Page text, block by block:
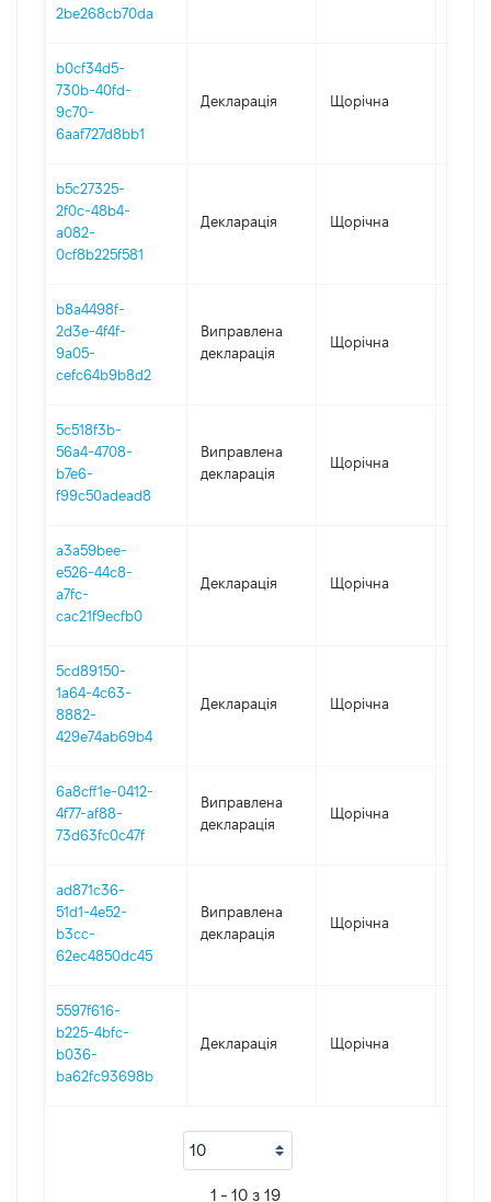
2be268cb70da
b0cf34d5-
730b-40fd-
9c70-
6aaf727d8bb1
Декларація Щорічна
b5c27325-
2f0c-48b4-
a082-
0cf8b225f581
Декларація Щорічна
b8a4498f-
2d3e-4f4f-
9a05-
cefc64b9b8d2
Виправлена
декларація
Щорічна
5c518f3b-
56a4-4708-
b7e6-
f99c50adead8
Виправлена
декларація
Щорічна
a3a59bee-
e526-44c8-
a7fc-
cac21f9ecfb0
Декларація Щорічна
5cd89150-
1a64-4c63-
8882-
429e74ab69b4
Декларація Щорічна
6a8cff1e-0412-
4f77-af88-
73d63fc0c47f
Виправлена
декларація
Щорічна
ad871c36-
51d1-4e52-
b3cc-
62ec4850dc45
Виправлена
декларація
Щорічна
5597f616-
b225-4bfc-
b036-
ba62fc93698b
Декларація Щорічна
1 - 10 з 19